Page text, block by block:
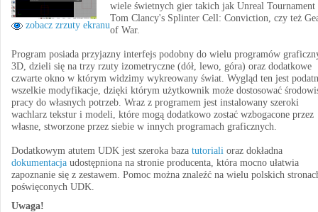
zobacz zrzuty ekranu
wiele świetnych gier takich jak Unreal Tournament
Tom Clancy's Splinter Cell: Conviction, czy też
of War.
Program posiada przyjazny interfejs podobny do wielu programów
3D, dzieli się na trzy rzuty izometryczne (dół, lewo, góra) oraz dodatkowe
czwarte okno w którym widzimy wykreowany świat. Wygląd ten jest
wszelkie modyfikacje, dzięki którym użytkownik może dostosować
pracy do własnych potrzeb. Wraz z programem jest instalowany szeroki
wachlarz tekstur i modeli, które mogą dodatkowo zostać wzbogacone przez
własne, stworzone przez siebie w innych programach graficznych.
Dodatkowym atutem UDK jest szeroka baza tutoriali oraz dokładna
dokumentacja udostępniona na stronie producenta, która mocno ułatwia
zapoznanie się z zestawem. Pomoc można znaleźć na wielu polskich
poświęconych UDK.
Uwaga!